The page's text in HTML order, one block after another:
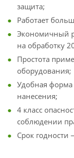
защита;
Работает
Экономичный
на обработку
Простота
оборудования;
Удобная
нанесения;
4 класс
соблюдении
Срок годности